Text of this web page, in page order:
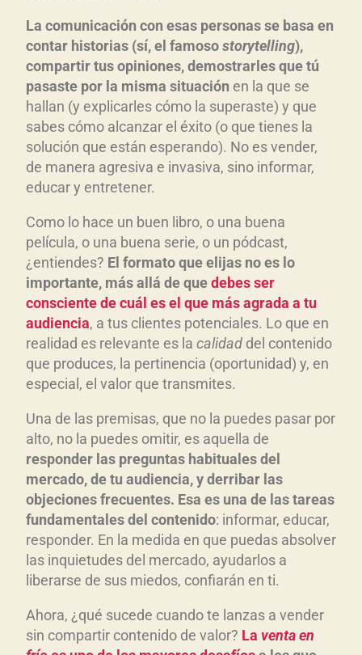
La comunicación con esas personas se basa en
contar historias (sí, el famosostorytelling),
compartir tus opiniones, demostrarles que tú
pasaste por la misma situación en la que se
hallan (y explicarles cómo la superaste) y que
sabes cómo alcanzar el éxito (o que tienes la
solución que están esperando). No es vender,
de manera agresiva e invasiva, sino informar,
educar y entretener.
Como lo hace un buen libro, o una buena
película, o una buena serie, o un pódcast,
¿entiendes? El formato que elijas no es lo
importante, más allá de quedebes ser
consciente de cuál es el que más agrada a tu
audiencia, a tus clientes potenciales. Lo que en
realidad es relevante es la calidad del contenido
que produces, la pertinencia (oportunidad) y, en
especial, el valor que transmites.
Una de las premisas, que no la puedes pasar por
alto, no la puedes omitir, es aquella de
responder las preguntas habituales del
mercado, de tu audiencia, y derribar las
objeciones frecuentes. Esa es una de las tareas
fundamentales del contenido: informar, educar,
responder. En la medida en que puedas absolver
las inquietudes del mercado, ayudarlos a
liberarse de sus miedos, confiarán en ti.
Ahora, ¿qué sucede cuando te lanzas a vender
sin compartir contenido de valor? La venta en